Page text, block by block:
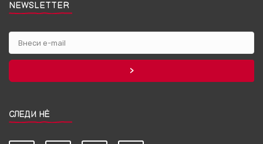
NEWSLETTER
СЛЕДИ НЀ